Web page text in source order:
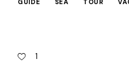
GUIDE SEA TOUR
1